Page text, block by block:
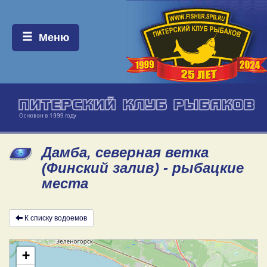
Меню:
Меню
Дамба, северная ветка
(Финский залив) - рыбацкие
места
К списку водоемов
+